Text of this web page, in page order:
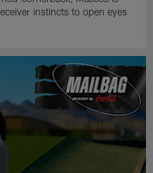
instincts to open eyes